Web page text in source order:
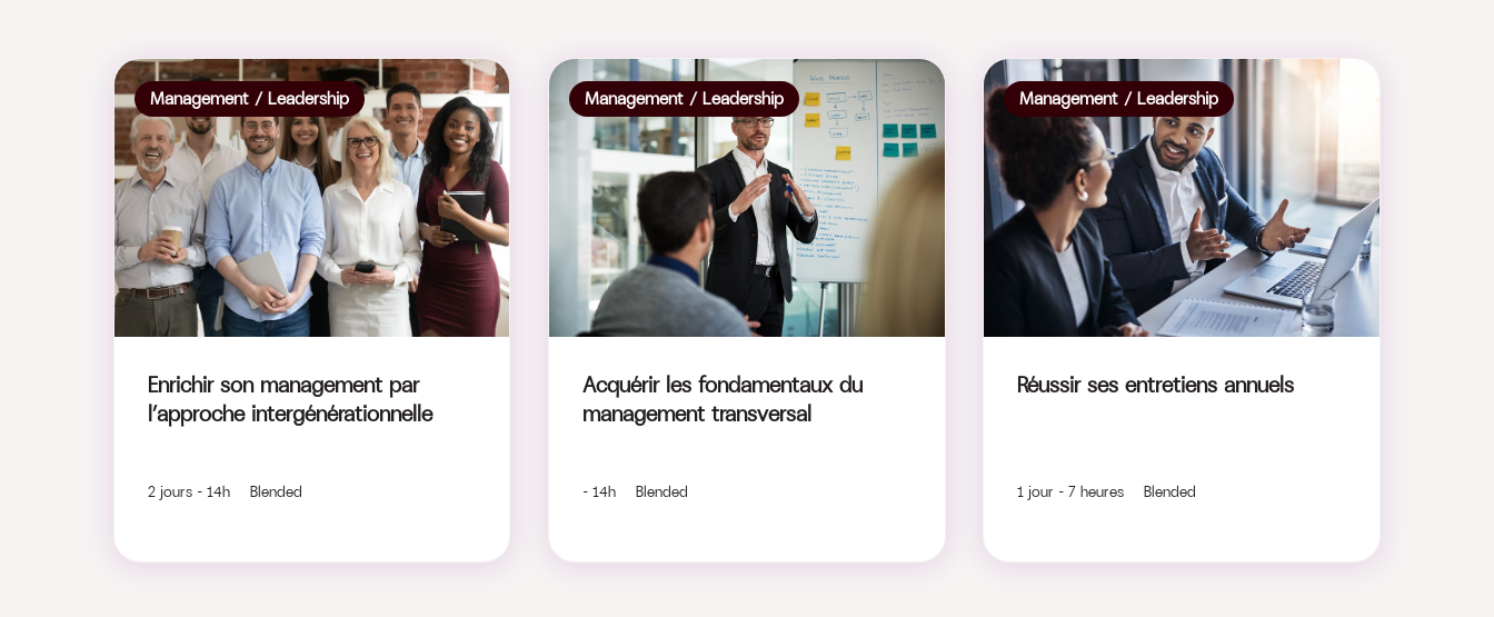
Management / Leadership
Enrichir son management par
l’approche intergénérationnelle
2 jours - 14h Blended
Management / Leadership
Acquérir les fondamentaux du
management transversal
- 14h Blended
Management / Leadership
Réussir ses entretiens annuels
1 jour - 7 heures Blended